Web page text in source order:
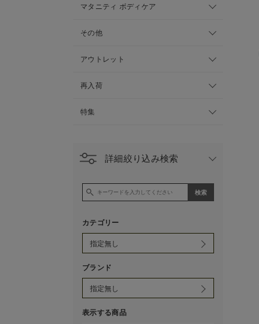
マタニティ ボディケア
その他
アウトレット
再入荷
特集
詳細絞り込み検索
カテゴリー
ブランド
表示する商品